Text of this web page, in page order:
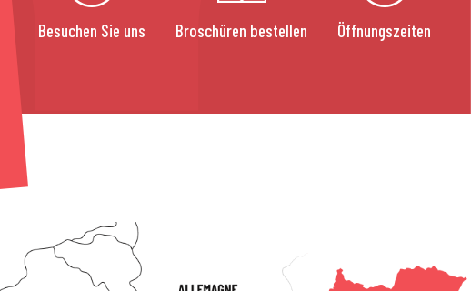
Besuchen Sie uns Broschüren bestellen Öffnungszeiten